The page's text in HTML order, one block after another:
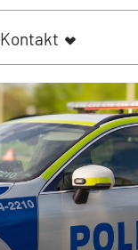
Kontakt